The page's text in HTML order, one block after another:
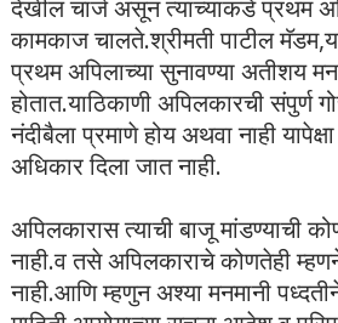
देखील चार्ज असून त्यांच्याकडे प्रथम
कामकाज चालते.श्रीमती पाटील
प्रथम अपिलाच्या सुनावण्या अतीशय
होतात.याठिकाणी अपिलकारची संपुर्ण
नंदीबैला प्रमाणे होय अथवा नाही
अधिकार दिला जात नाही.
अपिलकारास त्याची बाजू मांडण्याची
नाही.व तसे अपिलकाराचे कोणतेही
नाही.आणि म्हणुन अश्या मनमानी